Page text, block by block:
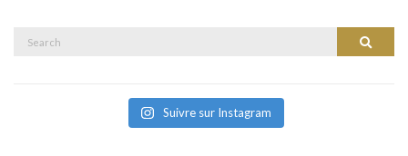
Search
Suivre sur Instagram